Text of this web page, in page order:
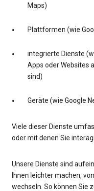
Maps)
Plattformen (wie
integrierte Dienste
Apps oder Websites
sind)
Geräte (wie Google
Viele dieser Dienste
oder mit denen Sie
Unsere Dienste sind
Ihnen leichter machen,
wechseln. So können Sie